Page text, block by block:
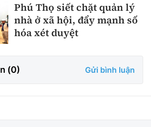
Phú Thọ siết chặt quản lý
nhà ở xã hội, đẩy mạnh số
hóa xét duyệt
(0) Gửi bình luận